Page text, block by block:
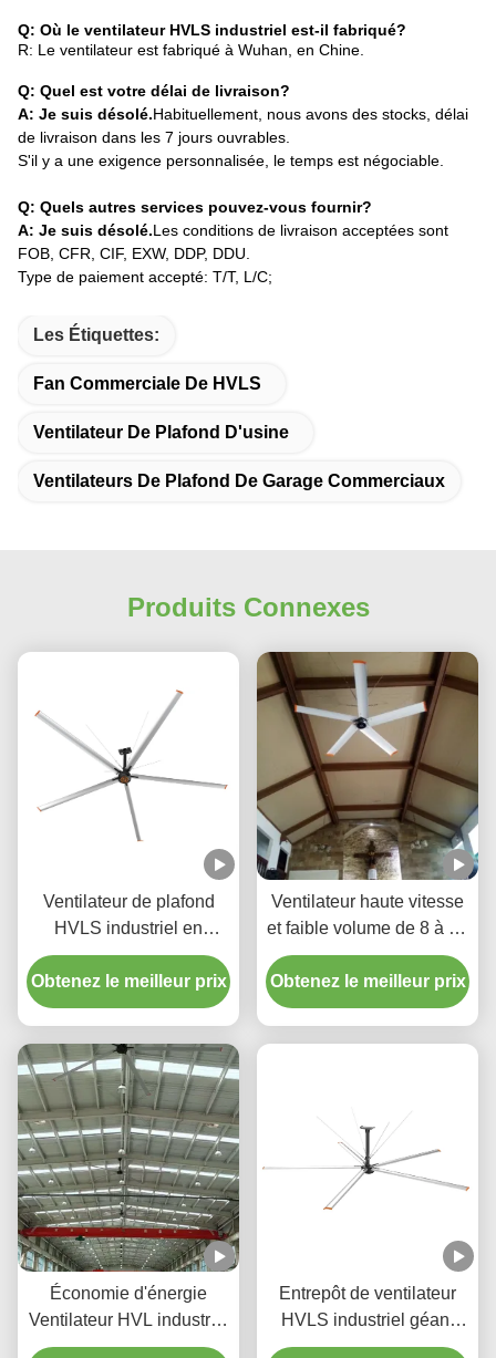
Q: Où le ventilateur HVLS industriel est-il fabriqué?
R: Le ventilateur est fabriqué à Wuhan, en Chine.
Q: Quel est votre délai de livraison?
A: Je suis désolé.Habituellement, nous avons des stocks, délai
de livraison dans les 7 jours ouvrables.
S'il y a une exigence personnalisée, le temps est négociable.
Q: Quels autres services pouvez-vous fournir?
A: Je suis désolé.Les conditions de livraison acceptées sont
FOB, CFR, CIF, EXW, DDP, DDU.
Type de paiement accepté: T/T, L/C;
Les Étiquettes:
Fan Commerciale De HVLS
Ventilateur De Plafond D'usine
Ventilateurs De Plafond De Garage Commerciaux
Produits Connexes
Ventilateur de plafond
HVLS industriel en
alliage d'aluminium de
qualité aérienne
Obtenez le meilleur prix
Ventilateur haute vitesse
et faible volume de 8 à 24
pieds pour gymnases et
centres logistiques
Obtenez le meilleur prix
Économie d'énergie
Ventilateur HVL industriel
Ventilateur à haut débit
Entrepôt de ventilateur
HVLS industriel géant
utilisé pour moteur PMSM